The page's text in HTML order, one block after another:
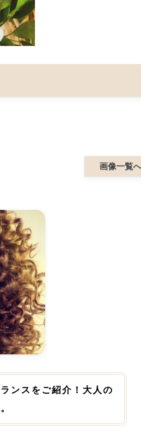
画像一覧へ
ンスをご紹介！大人の